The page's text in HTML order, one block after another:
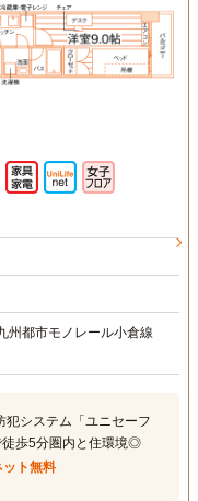
州都市モノレール小倉線
犯システム「ユニセーフ
徒歩5分圏内と住環境◎
ット無料